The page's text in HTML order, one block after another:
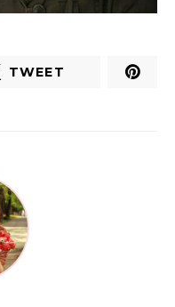
TWEET